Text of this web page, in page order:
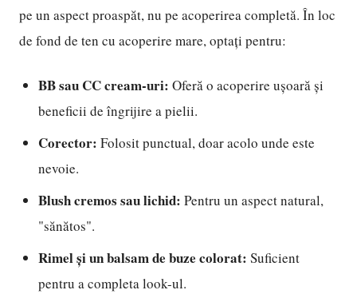
pe un aspect proaspăt, nu pe acoperirea completă. În loc
de fond de ten cu acoperire mare, optați pentru:
BB sau CC cream-uri: Oferă o acoperire ușoară și
beneficii de îngrijire a pielii.
Corector: Folosit punctual, doar acolo unde este
nevoie.
Blush cremos sau lichid: Pentru un aspect natural,
"sănătos".
Rimel și un balsam de buze colorat: Suficient
pentru a completa look-ul.